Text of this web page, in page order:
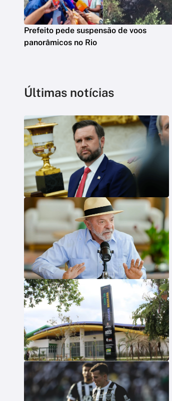
Prefeito pede suspensão de voos
panorâmicos no Rio
Últimas notícias